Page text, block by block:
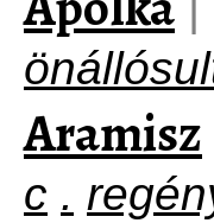
Aramisz
c .